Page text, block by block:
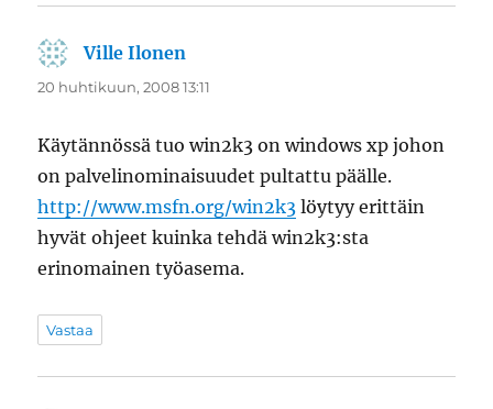
Ville Ilonen
20 huhtikuun, 2008 13:11
Käytännössä tuo win2k3 on windows xp johon
on palvelinominaisuudet pultattu päälle.
http://www.msfn.org/win2k3 löytyy erittäin
hyvät ohjeet kuinka tehdä win2k3:sta
erinomainen työasema.
Vastaa